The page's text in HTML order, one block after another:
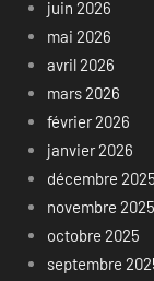
juin 2026
mai 2026
avril 2026
mars 2026
février 2026
janvier 2026
décembre 2025
novembre 2025
octobre 2025
septembre